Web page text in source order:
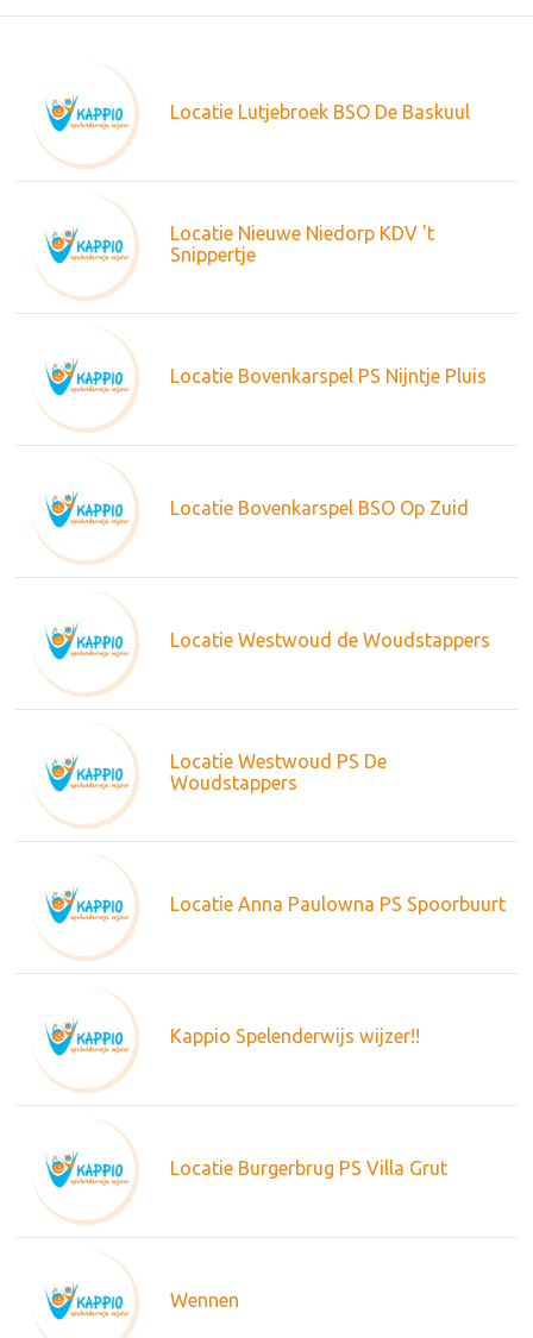
Locatie Lutjebroek BSO De Baskuul
Locatie Nieuwe Niedorp KDV 't
Snippertje
Locatie Bovenkarspel PS Nijntje Pluis
Locatie Bovenkarspel BSO Op Zuid
Locatie Westwoud de Woudstappers
Locatie Westwoud PS De
Woudstappers
Locatie Anna Paulowna PS Spoorbuurt
Kappio Spelenderwijs wijzer!!
Locatie Burgerbrug PS Villa Grut
Wennen